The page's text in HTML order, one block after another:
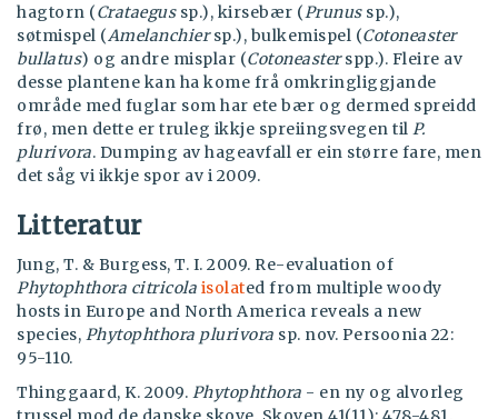
hagtorn (Crataegussp.), kirsebær (Prunussp.),
søtmispel (Amelanchiersp.), bulkemispel (Cotoneaster
bullatus) og andre misplar (Cotoneasterspp.). Fleire av
desse plantene kan ha kome frå omkringliggjande
område med fuglar som har ete bær og dermed spreidd
frø, men dette er truleg ikkje spreiingsvegen til P.
plurivora. Dumping av hageavfall er ein større fare, men
det såg vi ikkje spor av i 2009.
Litteratur
Jung, T. & Burgess, T. I. 2009. Re-evaluation of
Phytophthora citricola isolated from multiple woody
hosts in Europe and North America reveals a new
species, Phytophthora plurivora sp. nov. Persoonia 22:
95-110.
Thinggaard, K. 2009. Phytophthora - en ny og alvorleg